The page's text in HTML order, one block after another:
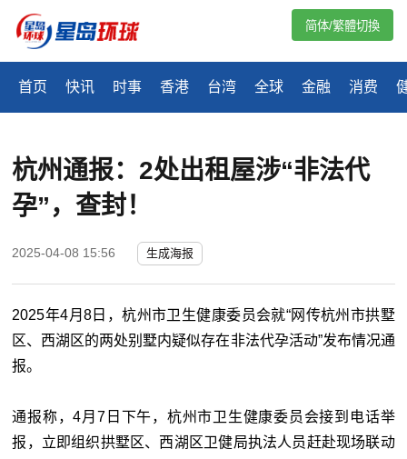
首页 快讯 时事 香港 台湾 全球 金融 消费
简体/繁體切換
杭州通报：2处出租屋涉“非法代
孕”，查封！
2025-04-08 15:56 生成海报
2025年4月8日，杭州市卫生健康委员会就“网传杭州市拱墅
区、西湖区的两处别墅内疑似存在非法代孕活动”发布情况通
报。
通报称，4月7日下午，杭州市卫生健康委员会接到电话举
报，立即组织拱墅区、西湖区卫健局执法人员赶赴现场联动